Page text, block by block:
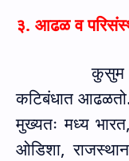
३. आढळ व
कुसुम
कटिबंधात
मुख्यतः मध्य भारत
ओडिशा,राजस्थान